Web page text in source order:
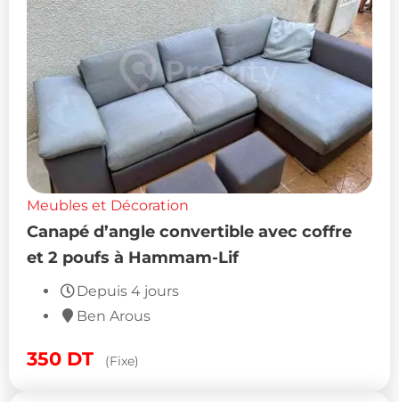
Meubles et Décoration
Canapé d’angle convertible avec coffre
et 2 poufs à Hammam-Lif
Depuis 4 jours
Ben Arous
350 DT (Fixe)